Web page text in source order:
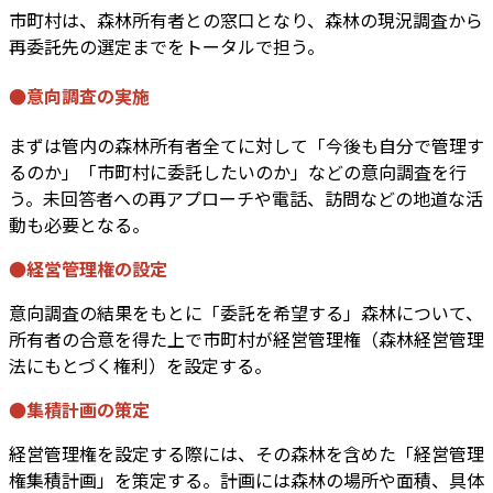
市町村は、森林所有者との窓口となり、森林の現況調査から
再委託先の選定までをトータルで担う。
●意向調査の実施
まずは管内の森林所有者全てに対して「今後も自分で管理す
るのか」「市町村に委託したいのか」などの意向調査を行
う。未回答者への再アプローチや電話、訪問などの地道な活
動も必要となる。
●経営管理権の設定
意向調査の結果をもとに「委託を希望する」森林について、
所有者の合意を得た上で市町村が経営管理権（森林経営管理
法にもとづく権利）を設定する。
●集積計画の策定
経営管理権を設定する際には、その森林を含めた「経営管理
権集積計画」を策定する。計画には森林の場所や面積、具体